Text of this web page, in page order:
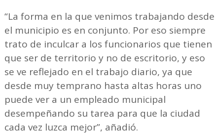
“La forma en la que venimos trabajando desde
el municipio es en conjunto. Por eso siempre
trato de inculcar a los funcionarios que tienen
que ser de territorio y no de escritorio, y eso
se ve reflejado en el trabajo diario, ya que
desde muy temprano hasta altas horas uno
puede ver a un empleado municipal
desempeñando su tarea para que la ciudad
cada vez luzca mejor”, añadió.